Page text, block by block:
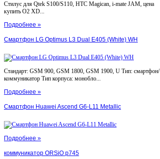
Стилус для Qtek S100/S110, HTC Magican, i-mate JAM, цена
купить O2 XD...
Подробнее »
Смартфон LG Optimus L3 Dual E405 (White) WH
Стандарт: GSM 900, GSM 1800, GSM 1900, U Тип: смартфон/
коммуникатор Тип корпуса: монобло...
Подробнее »
Смартфон Huawei Ascend G6-L11 Metallic
Подробнее »
коммуникатор ORSiO p745